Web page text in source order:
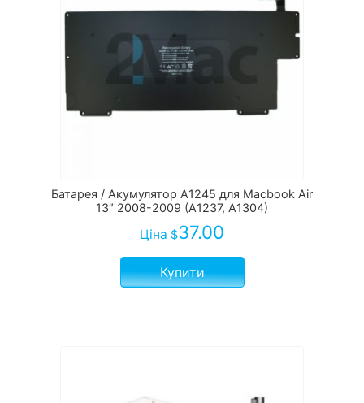
Батарея / Акумулятор A1245 для Macbook Air
13″ 2008-2009 (A1237, A1304)
Ціна $37.00
Купити